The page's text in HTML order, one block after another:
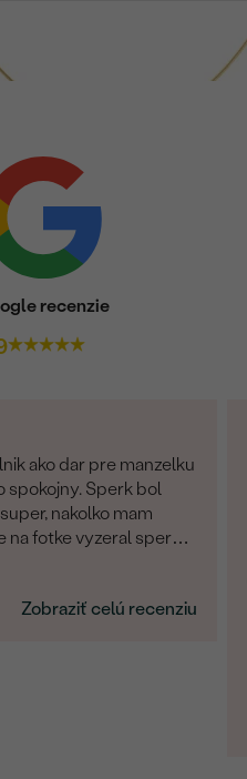
recenzie
ako dar pre manzelku
spokojny. Sperk bol
nakolko mam
na fotke vyzeral sperk
na krku). Naviac
rucne pisanym
Zobraziť celú recenziu